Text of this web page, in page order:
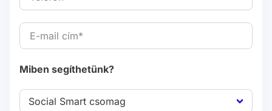
Miben segíthetünk?